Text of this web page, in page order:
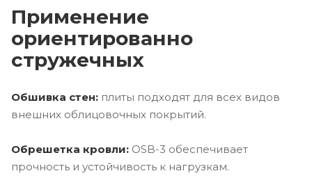
Применение
ориентированно
стружечных
Обшивка стен: плиты подходят для всех видов
внешних облицовочных покрытий.
Обрешетка кровли: OSB-3 обеспечивает
прочность и устойчивость к нагрузкам.